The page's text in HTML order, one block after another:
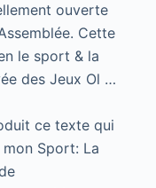
ouverte
Cette
le sport & la
des Jeux Ol …
ce texte qui
Sport: La